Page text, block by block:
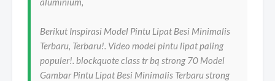
Berikut Inspirasi Model Pintu Lipat Besi Minimalis
Terbaru, Terbaru!. Video model pintu lipat paling
populer!. blockquote class tr bq strong 70 Model
Gambar Pintu Lipat Besi Minimalis Terbaru strong